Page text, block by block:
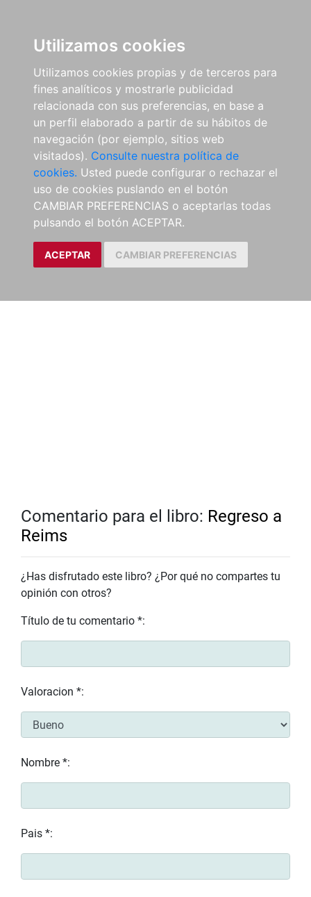
Utilizamos cookies
Utilizamos cookies propias y de terceros para
fines analíticos y mostrarle publicidad
relacionada con sus preferencias, en base a
un perfil elaborado a partir de su hábitos de
navegación (por ejemplo, sitios web
visitados). Consulte nuestra política de
cookies. Usted puede configurar o rechazar el
uso de cookies puslando en el botón
CAMBIAR PREFERENCIAS o aceptarlas todas
pulsando el botón ACEPTAR.
ACEPTAR CAMBIAR PREFERENCIAS
Comentario para el libro: Regreso a
Reims
¿Has disfrutado este libro? ¿Por qué no compartes tu
opinión con otros?
Título de tu comentario *:
Valoracion *:
Nombre *:
Pais *: